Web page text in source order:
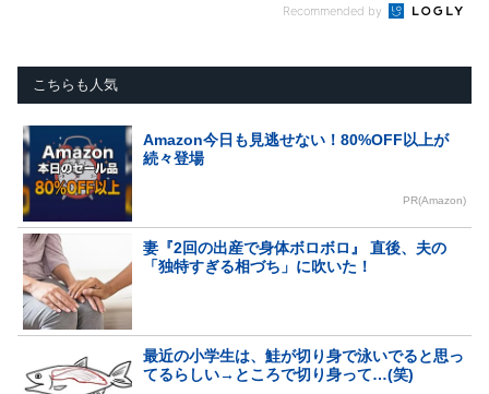
Recommended by
こちらも人気
Amazon今日も見逃せない！80%OFF以上が
続々登場
PR(Amazon)
妻『2回の出産で身体ボロボロ』 直後、夫の
「独特すぎる相づち」に吹いた！
最近の小学生は、鮭が切り身で泳いでると思っ
てるらしい→ところで切り身って…(笑)